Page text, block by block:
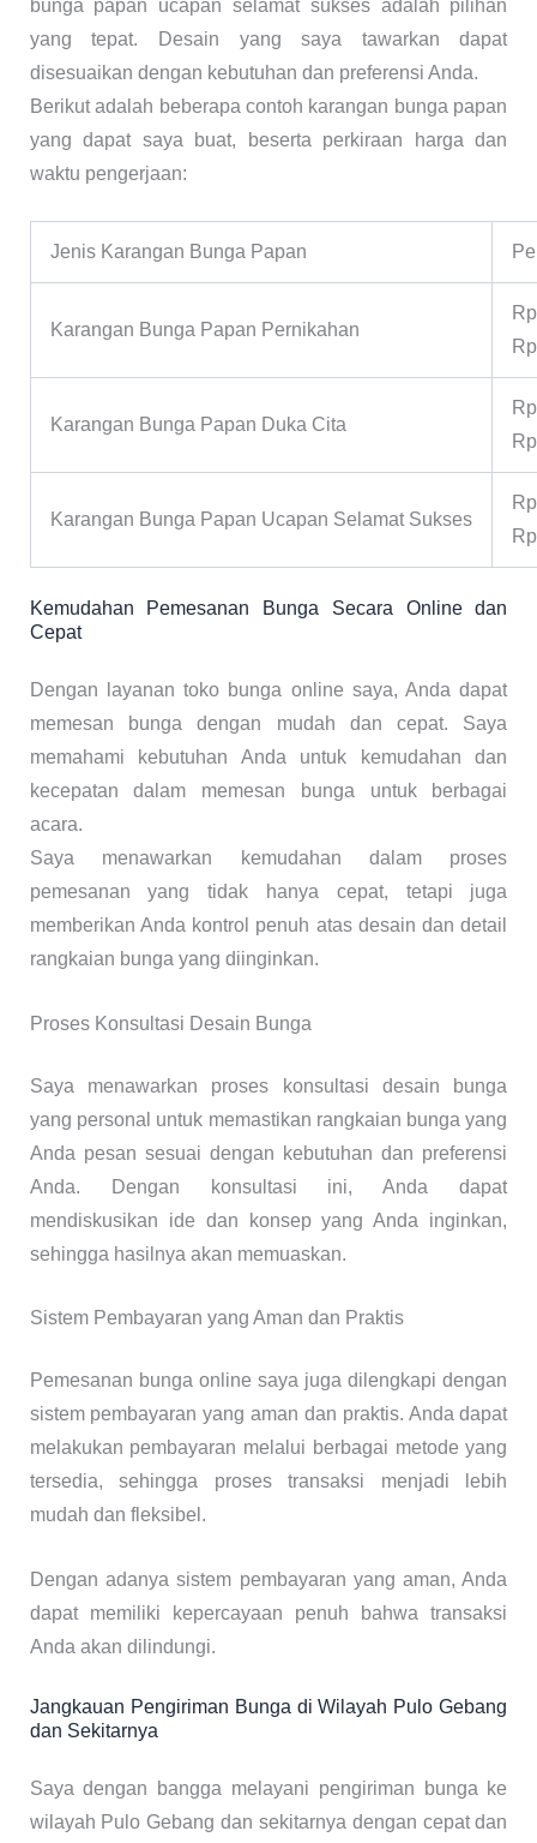
bunga papan ucapan selamat sukses adalah pilihan
yang tepat. Desain yang saya tawarkan dapat
disesuaikan dengan kebutuhan dan preferensi Anda.
Berikut adalah beberapa contoh karangan bunga papan
yang dapat saya buat, beserta perkiraan harga dan
waktu pengerjaan:
Jenis Karangan Bunga Papan
Karangan Bunga Papan Pernikahan
Karangan Bunga Papan Duka Cita
Karangan Bunga Papan Ucapan Selamat Sukses
Kemudahan Pemesanan Bunga Secara Online dan
Cepat
Dengan layanan toko bunga online saya, Anda dapat
memesan bunga dengan mudah dan cepat. Saya
memahami kebutuhan Anda untuk kemudahan dan
kecepatan dalam memesan bunga untuk berbagai
acara.
Saya menawarkan kemudahan dalam proses
pemesanan yang tidak hanya cepat, tetapi juga
memberikan Anda kontrol penuh atas desain dan detail
rangkaian bunga yang diinginkan.
Proses Konsultasi Desain Bunga
Saya menawarkan proses konsultasi desain bunga
yang personal untuk memastikan rangkaian bunga yang
Anda pesan sesuai dengan kebutuhan dan preferensi
Anda. Dengan konsultasi ini, Anda dapat
mendiskusikan ide dan konsep yang Anda inginkan,
sehingga hasilnya akan memuaskan.
Sistem Pembayaran yang Aman dan Praktis
Pemesanan bunga online saya juga dilengkapi dengan
sistem pembayaran yang aman dan praktis. Anda dapat
melakukan pembayaran melalui berbagai metode yang
tersedia, sehingga proses transaksi menjadi lebih
mudah dan fleksibel.
Dengan adanya sistem pembayaran yang aman, Anda
dapat memiliki kepercayaan penuh bahwa transaksi
Anda akan dilindungi.
Jangkauan Pengiriman Bunga di Wilayah Pulo Gebang
dan Sekitarnya
Saya dengan bangga melayani pengiriman bunga ke
wilayah Pulo Gebang dan sekitarnya dengan cepat dan